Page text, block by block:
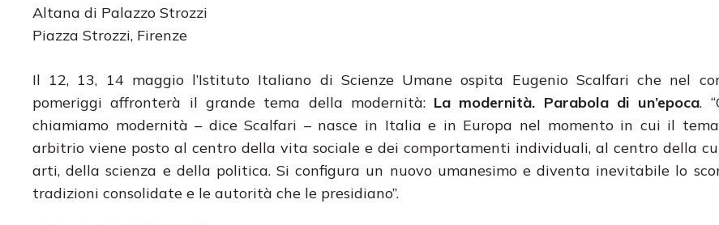
Altana di Palazzo Strozzi
Piazza Strozzi, Firenze
Il 12, 13, 14 maggio l’Istituto Italiano di Scienze Umane ospita Eugenio Scalfari che nel
pomeriggi affronterà il grande tema della modernità: La modernità. Parabola di un’epoca.
chiamiamo modernità – dice Scalfari – nasce in Italia e in Europa nel momento in cui il
arbitrio viene posto al centro della vita sociale e dei comportamenti individuali, al centro della
arti, della scienza e della politica. Si configura un nuovo umanesimo e diventa inevitabile lo
tradizioni consolidate e le autorità che le presidiano”.